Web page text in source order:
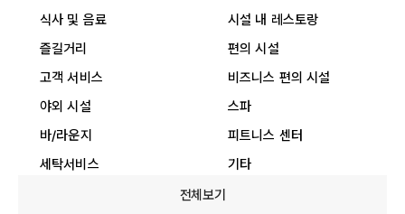
식사 및 음료
시설 내 레스토랑
즐길거리
편의 시설
고객 서비스
비즈니스 편의 시설
야외 시설
스파
바/라운지
피트니스 센터
세탁서비스
기타
전체보기